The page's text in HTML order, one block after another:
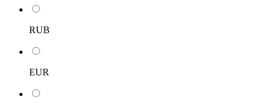
RUB
EUR